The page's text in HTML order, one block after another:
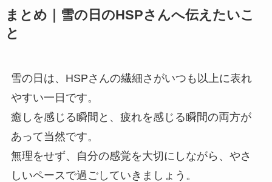
まとめ｜雪の日のHSPさんへ伝えたいこ
と
雪の日は、HSPさんの繊細さがいつも以上に表れ
やすい一日です。
癒しを感じる瞬間と、疲れを感じる瞬間の両方が
あって当然です。
無理をせず、自分の感覚を大切にしながら、やさ
しいペースで過ごしていきましょう。